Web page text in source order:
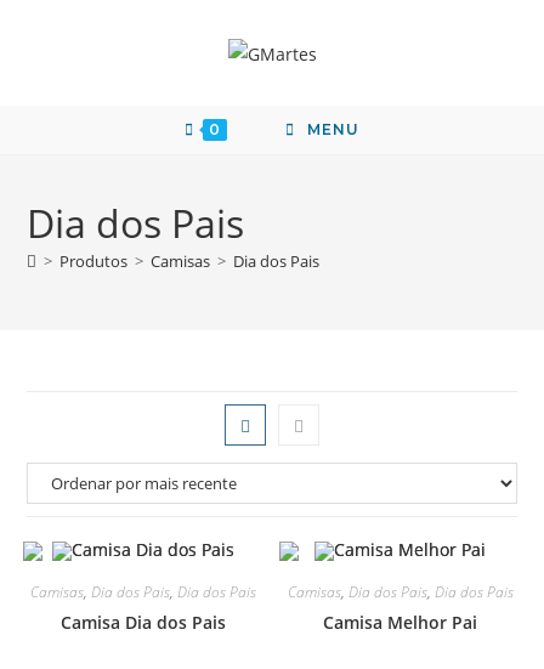
0 MENU
Dia dos Pais
> Produtos > Camisas > Dia dos Pais
Camisas,Dia dos Pais,Dia dos Pais
Camisa Dia dos Pais
Camisas, Dia dos Pais, Dia dos Pais
Camisa Melhor Pai